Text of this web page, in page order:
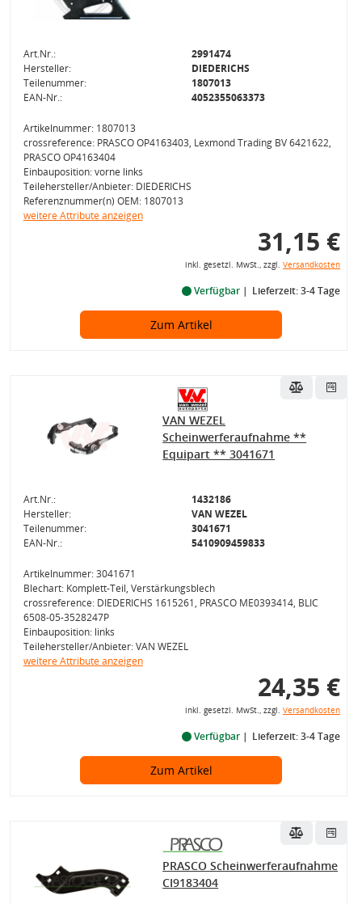
Art.Nr.:
2991474
Hersteller:
DIEDERICHS
Teilenummer:
1807013
EAN-Nr.:
4052355063373
Artikelnummer: 1807013
crossreference: PRASCO OP4163403, Lexmond Trading BV 6421622,
PRASCO OP4163404
Einbauposition: vorne links
Teilehersteller/Anbieter: DIEDERICHS
Referenznummer(n) OEM: 1807013
weitere Attribute anzeigen
31,15 €
inkl. gesetzl. MwSt., zzgl. Versandkosten
Verfügbar Lieferzeit: 3-4 Tage
Zum Artikel
VAN WEZEL
Scheinwerferaufnahme **
Equipart ** 3041671
Art.Nr.:
1432186
Hersteller:
VAN WEZEL
Teilenummer:
3041671
EAN-Nr.:
5410909459833
Artikelnummer: 3041671
Blechart: Komplett-Teil, Verstärkungsblech
crossreference: DIEDERICHS 1615261, PRASCO ME0393414, BLIC
6508-05-3528247P
Einbauposition: links
Teilehersteller/Anbieter: VAN WEZEL
weitere Attribute anzeigen
24,35 €
inkl. gesetzl. MwSt., zzgl. Versandkosten
Verfügbar Lieferzeit: 3-4 Tage
Zum Artikel
PRASCO Scheinwerferaufnahme
CI9183404